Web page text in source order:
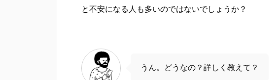
と不安になる人も多いのではないでしょうか？
うん。どうなの？詳しく教えて？